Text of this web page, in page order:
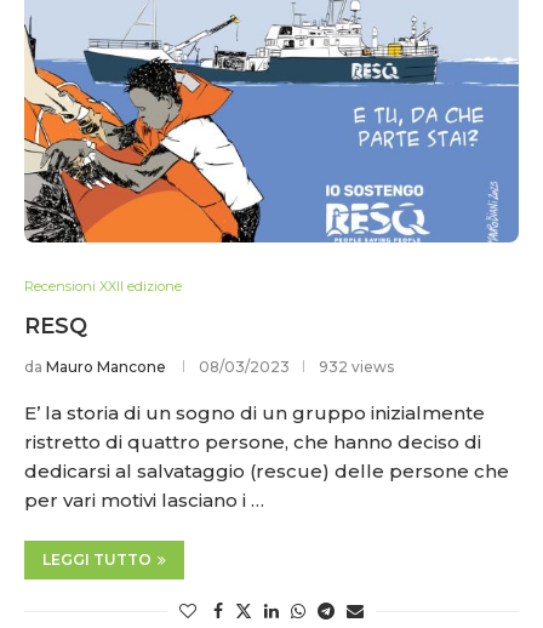
Recensioni XXII edizione
RESQ
da Mauro Mancone 08/03/2023 932 views
E’ la storia di un sogno di un gruppo inizialmente
ristretto di quattro persone, che hanno deciso di
dedicarsi al salvataggio (rescue) delle persone che
per vari motivi lasciano i …
LEGGI TUTTO